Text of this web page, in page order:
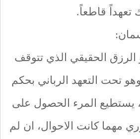
الرزق الحقيقي الذي تتوقف
تحت التعهد الرباني بحكم
يستطيع المرء الحصول على
مهما كانت الاحوال، ان لم